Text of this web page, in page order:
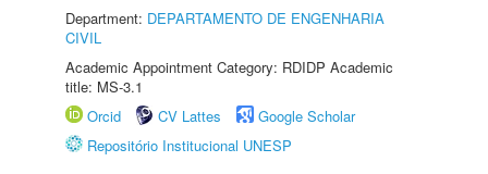
Department: DEPARTAMENTO DE ENGENHARIA
CIVIL
Academic Appointment Category: RDIDP Academic
title: MS-3.1
Orcid
CV Lattes
Google Scholar
Repositório Institucional UNESP